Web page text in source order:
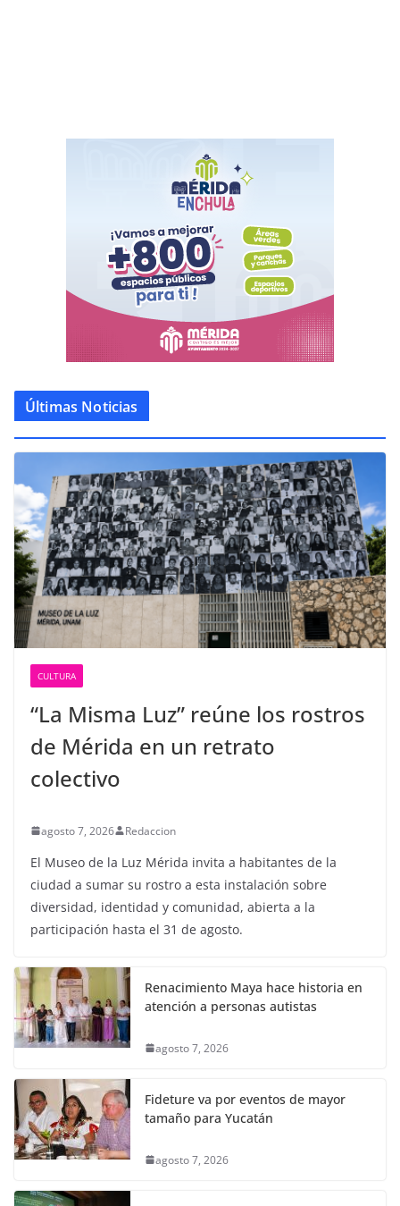
Últimas Noticias
CULTURA
“La Misma Luz” reúne los rostros
de Mérida en un retrato
colectivo
agosto 7, 2026 Redaccion
El Museo de la Luz Mérida invita a habitantes de la
ciudad a sumar su rostro a esta instalación sobre
diversidad, identidad y comunidad, abierta a la
participación hasta el 31 de agosto.
Renacimiento Maya hace historia en
atención a personas autistas
agosto 7, 2026
Fideture va por eventos de mayor
tamaño para Yucatán
agosto 7, 2026